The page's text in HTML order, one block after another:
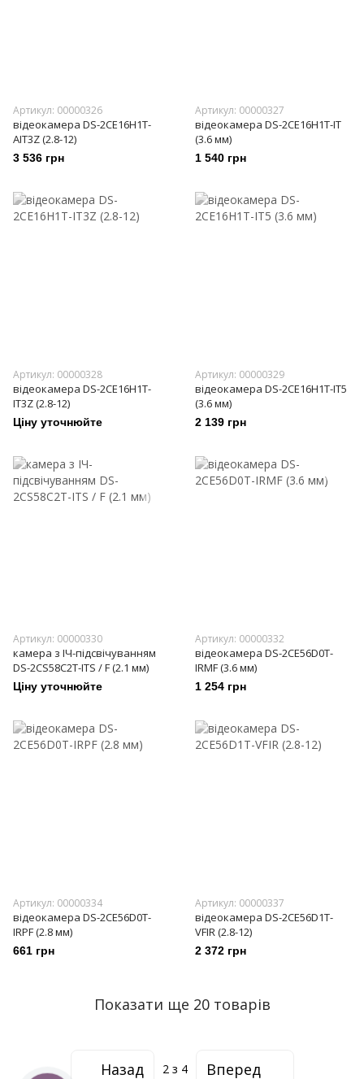
Артикул: 00000326
відеокамера DS-2CE16H1T-
AIT3Z (2.8-12)
3 536 грн
Артикул: 00000327
відеокамера DS-2CE16H1T-IT
(3.6 мм)
1 540 грн
Артикул: 00000328
відеокамера DS-2CE16H1T-
IT3Z (2.8-12)
Ціну уточнюйте
Артикул: 00000329
відеокамера DS-2CE16H1T-IT5
(3.6 мм)
2 139 грн
Артикул: 00000330
камера з ІЧ-підсвічуванням
DS-2CS58C2T-ITS / F (2.1 мм)
Ціну уточнюйте
Артикул: 00000332
відеокамера DS-2CE56D0T-
IRMF (3.6 мм)
1 254 грн
Артикул: 00000334
відеокамера DS-2CE56D0T-
IRPF (2.8 мм)
661 грн
Артикул: 00000337
відеокамера DS-2CE56D1T-
VFIR (2.8-12)
2 372 грн
Показати ще 20 товарів
Назад 2з 4 Вперед